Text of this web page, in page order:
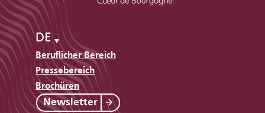
DE
Beruflicher Bereich
Pressebereich
Brochüren
Newsletter